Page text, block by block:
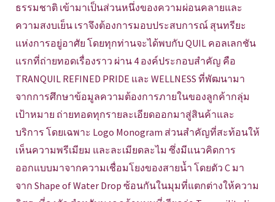
ธรรมชาติ เข้ามาเป็นส่วนหนึ่งของความผ่อนคลายและ
ความสงบเย็น เราจึงต้องการมอบประสบการณ์ สุนทรียะ
แห่งการอยู่อาศัย โดยทุกท่านจะได้พบกับ QUIL คอลเลกชัน
แรกที่ถ่ายทอดเรื่องราว ผ่าน 4 องค์ประกอบสำคัญ คือ
TRANQUIL REFINED PRIDE และ WELLNESS ที่พัฒนามา
จากการศึกษาข้อมูลความต้องการภายในของลูกค้ากลุ่ม
เป้าหมาย ถ่ายทอดทุกรายละเอียดออกมาสู่สินค้าและ
บริการ โดยเฉพาะ Logo Monogram ส่วนสำคัญที่สะท้อนให้
เห็นความพรีเมียม และละเมียดละไม ซึ่งมีแนวคิดการ
ออกแบบมาจากความเชื่อมโยงของสายน้ำ โดยตัว C มา
จาก Shape of Water Drop ซ้อนกันในมุมที่แตกต่างให้ความ